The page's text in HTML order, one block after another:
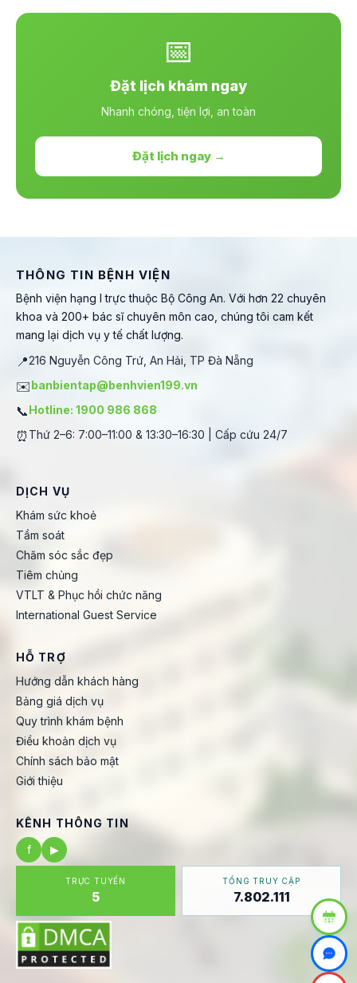
📅
Đặt lịch khám ngay
Nhanh chóng, tiện lợi, an toàn
Đặt lịch ngay →
THÔNG TIN BỆNH VIỆN
Bệnh viện hạng I trực thuộc Bộ Công An. Với hơn 22 chuyên
khoa và 200+ bác sĩ chuyên môn cao, chúng tôi cam kết
mang lại dịch vụ y tế chất lượng.
📍216 Nguyễn Công Trứ, An Hải, TP Đà Nẵng
✉️banbientap@benhvien199.vn
📞Hotline: 1900 986 868
⏰ Thứ 2–6: 7:00–11:00 & 13:30–16:30 | Cấp cứu 24/7
DỊCH VỤ
Khám sức khoẻ
Tầm soát
Chăm sóc sắc đẹp
Tiêm chủng
VTLT & Phục hồi chức năng
International Guest Service
HỖ TRỢ
Hướng dẫn khách hàng
Bảng giá dịch vụ
Quy trình khám bệnh
Điều khoản dịch vụ
Chính sách bảo mật
Giới thiệu
KÊNH THÔNG TIN
f
▶
TRỰC TUYẾN
5
TỔNG TRUY CẬP
7.802.111